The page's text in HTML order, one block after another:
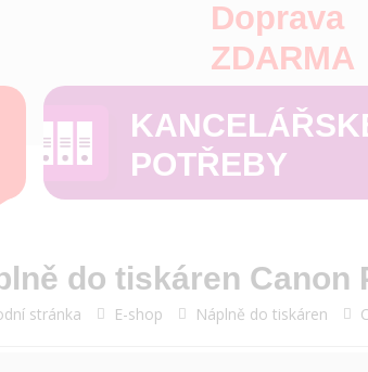
Doprava
ZDARMA
POTŘEBY
do tiskáren Canon
stránka E-shop Náplně do tiskáren